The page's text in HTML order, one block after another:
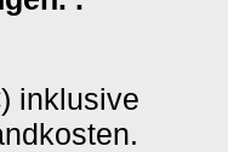
inklusive